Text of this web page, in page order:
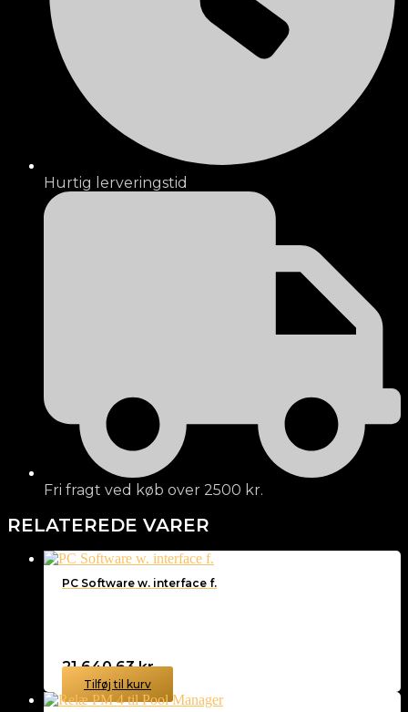
Hurtig lerveringstid
Fri fragt ved køb over 2500 kr.
RELATEREDE VARER
PC Software w. interface f.
21.640,63kr.
Tilføj til kurv